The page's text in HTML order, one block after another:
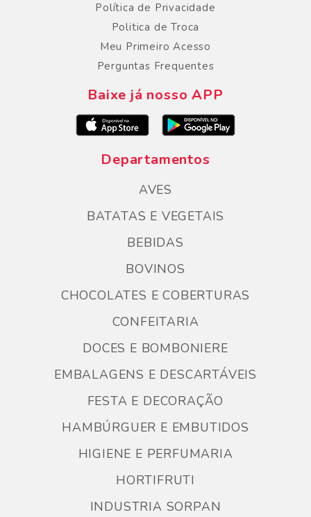
Política de Privacidade
Politica de Troca
Meu Primeiro Acesso
Perguntas Frequentes
Baixe já nosso APP
Departamentos
AVES
BATATAS E VEGETAIS
BEBIDAS
BOVINOS
CHOCOLATES E COBERTURAS
CONFEITARIA
DOCES E BOMBONIERE
EMBALAGENS E DESCARTÁVEIS
FESTA E DECORAÇÃO
HAMBÚRGUER E EMBUTIDOS
HIGIENE E PERFUMARIA
HORTIFRUTI
INDUSTRIA SORPAN